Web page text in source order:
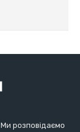
Ми розповідаємо